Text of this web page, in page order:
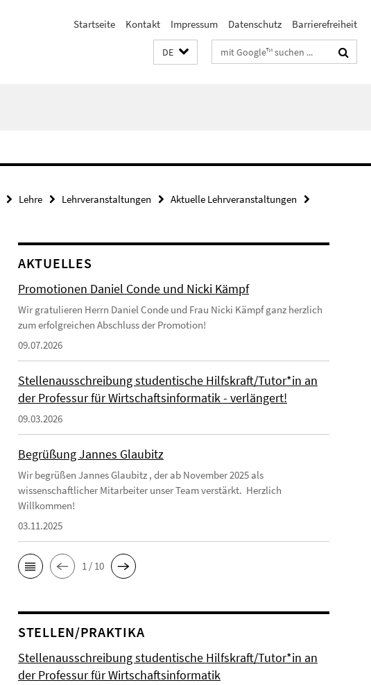
Startseite Kontakt Impressum Datenschutz Barrierefreiheit
DE Suchbegriffe
Lehre Lehrveranstaltungen
Aktuelle Lehrveranstaltungen
AKTUELLES
Promotionen Daniel Conde und Nicki Kämpf
Wir gratulieren Herrn Daniel Conde und Frau Nicki Kämpf ganz herzlich
zum erfolgreichen Abschluss der Promotion!
09.07.2026
Stellenausschreibung studentische Hilfskraft/Tutor*in an
der Professur für Wirtschaftsinformatik - verlängert!
09.03.2026
Begrüßung Jannes Glaubitz
Wir begrüßen Jannes Glaubitz , der ab November 2025 als
wissenschaftlicher Mitarbeiter unser Team verstärkt. Herzlich
Willkommen!
03.11.2025
1 / 10
STELLEN/PRAKTIKA
Stellenausschreibung studentische Hilfskraft/Tutor*in an
der Professur für Wirtschaftsinformatik